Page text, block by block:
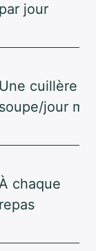
par jour
Une cuillère à
soupe/jour
chaque
repas